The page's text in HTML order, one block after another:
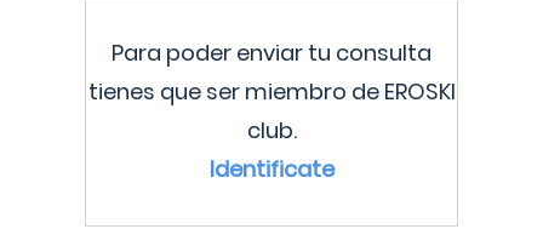
Para poder enviar tu consulta
tienes que ser miembro de EROSKI
club.
Identificate